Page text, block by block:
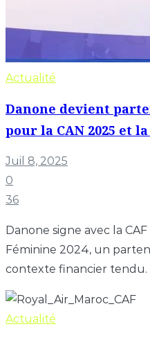
Actualité
Danone devient
pour la CAN 2025 et
Juil 8, 2025
0
36
Danone signe avec la
Féminine 2024, un
contexte financier tendu.
Actualité